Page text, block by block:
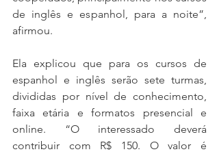
de inglês e espanhol, para a noite”,
afirmou.
Ela explicou que para os cursos de
espanhol e inglês serão sete turmas,
divididas por nível de conhecimento,
faixa etária e formatos presencial e
online. “O interessado deverá
contribuir com R$ 150. O valor é